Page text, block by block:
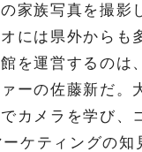
家族写真を撮影
には県外からも
を運営するのは
ーの佐藤新だ。
カメラを学び、
ケティングの知